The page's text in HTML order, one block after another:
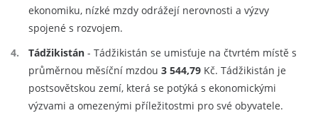
ekonomiku, nízké mzdy odrážejí nerovnosti a výzvy
spojené s rozvojem.
Tádžikistán - Tádžikistán se umisťuje na čtvrtém místě s
průměrnou měsíční mzdou 3 544,79 Kč. Tádžikistán je
postsovětskou zemí, která se potýká s ekonomickými
výzvami a omezenými příležitostmi pro své obyvatele.